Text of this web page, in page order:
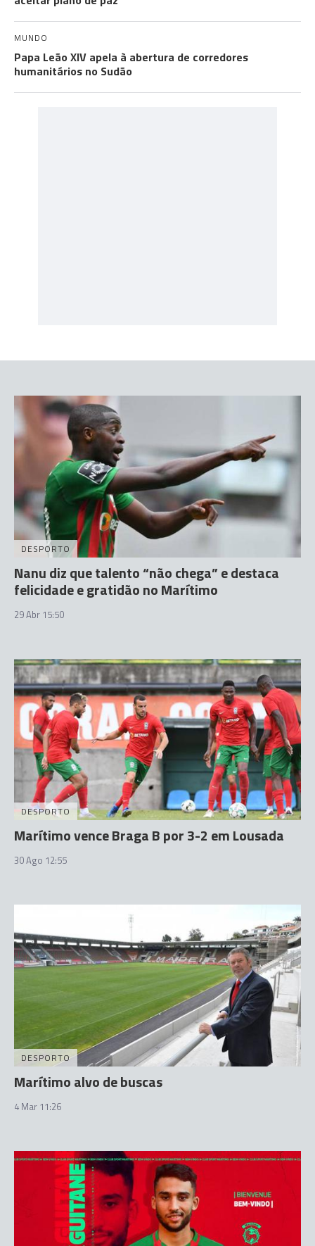
MUNDO
Papa Leão XIV apela à abertura de corredores
humanitários no Sudão
DESPORTO
Nanu diz que talento “não chega” e destaca
felicidade e gratidão no Marítimo
29 Abr 15:50
DESPORTO
Marítimo vence Braga B por 3-2 em Lousada
30 Ago 12:55
DESPORTO
Marítimo alvo de buscas
4 Mar 11:26